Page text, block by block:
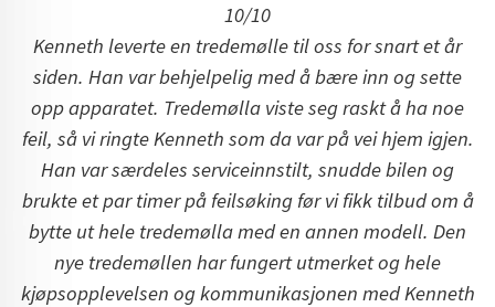
10/10
Kenneth leverte en tredemølle til oss for snart et år
siden. Han var behjelpelig med å bære inn og sette
opp apparatet. Tredemølla viste seg raskt å ha noe
feil, så vi ringte Kenneth som da var på vei hjem igjen.
Han var særdeles serviceinnstilt, snudde bilen og
brukte et par timer på feilsøking før vi fikk tilbud om å
bytte ut hele tredemølla med en annen modell. Den
nye tredemøllen har fungert utmerket og hele
kjøpsopplevelsen og kommunikasjonen med Kenneth